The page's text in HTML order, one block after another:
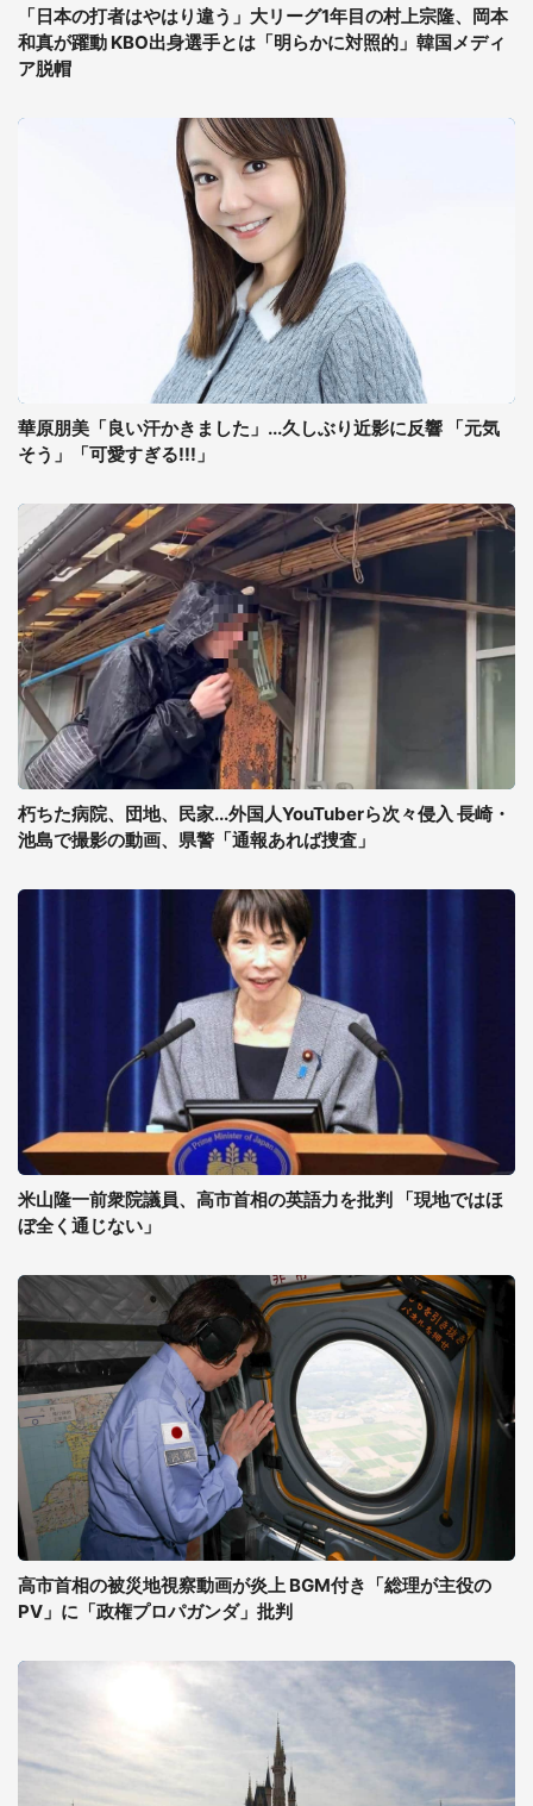
「日本の打者はやはり違う」大リーグ1年目の村上宗隆、岡本
和真が躍動 KBO出身選手とは「明らかに対照的」韓国メディ
ア脱帽
華原朋美「良い汗かきました」...久しぶり近影に反響 「元気
そう」「可愛すぎる!!!」
朽ちた病院、団地、民家...外国人YouTuberら次々侵入 長崎・
池島で撮影の動画、県警「通報あれば捜査」
米山隆一前衆院議員、高市首相の英語力を批判 「現地ではほ
ぼ全く通じない」
高市首相の被災地視察動画が炎上 BGM付き「総理が主役の
PV」に「政権プロパガンダ」批判